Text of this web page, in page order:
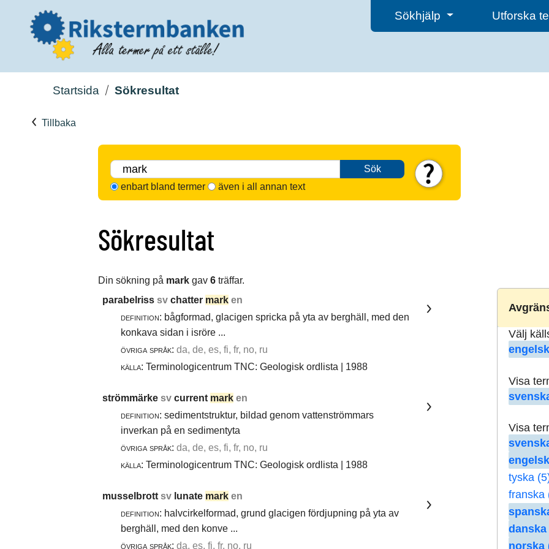
Sökhjälp Utforska
Startsida Sökresultat
Tillbaka
Sök
enbart bland termer
även i all annan text
Sökresultat
Din sökning på mark gav 6 träffar.
Välj
Visa
Visa
tyska
franska
danska
norska
parabelriss sv chatter mark en
definition: bågformad, glacigen spricka på yta av berghäll, med den
konkava sidan i isröre ...
övriga språk: da, de, es, fi, fr, no, ru
källa: Terminologicentrum TNC: Geologisk ordlista | 1988
strömmärke sv current mark en
definition: sedimentstruktur, bildad genom vattenströmmars
inverkan på en sedimentyta
övriga språk: da, de, es, fi, fr, no, ru
källa: Terminologicentrum TNC: Geologisk ordlista | 1988
musselbrott sv lunate mark en
definition: halvcirkelformad, grund glacigen fördjupning på yta av
berghäll, med den konve ...
övriga språk: da, es, fi, fr, no, ru